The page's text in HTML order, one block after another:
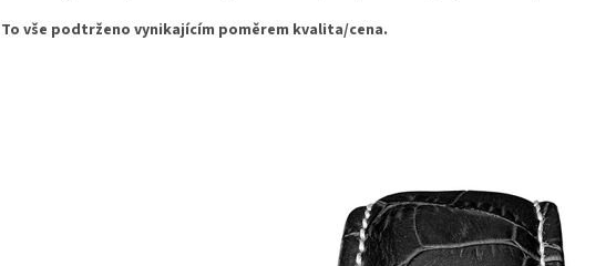
To vše podtrženo vynikajícím poměrem kvalita/cena.